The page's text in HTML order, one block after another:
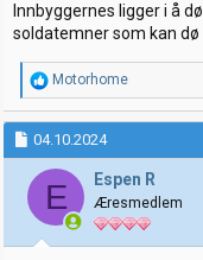
Innbyggernes ligger i å
soldatemner som kan
R
e
a
k
s
j
o
n
e
r
Motorhome
04.10.2024
E Espen R
Æresmedlem